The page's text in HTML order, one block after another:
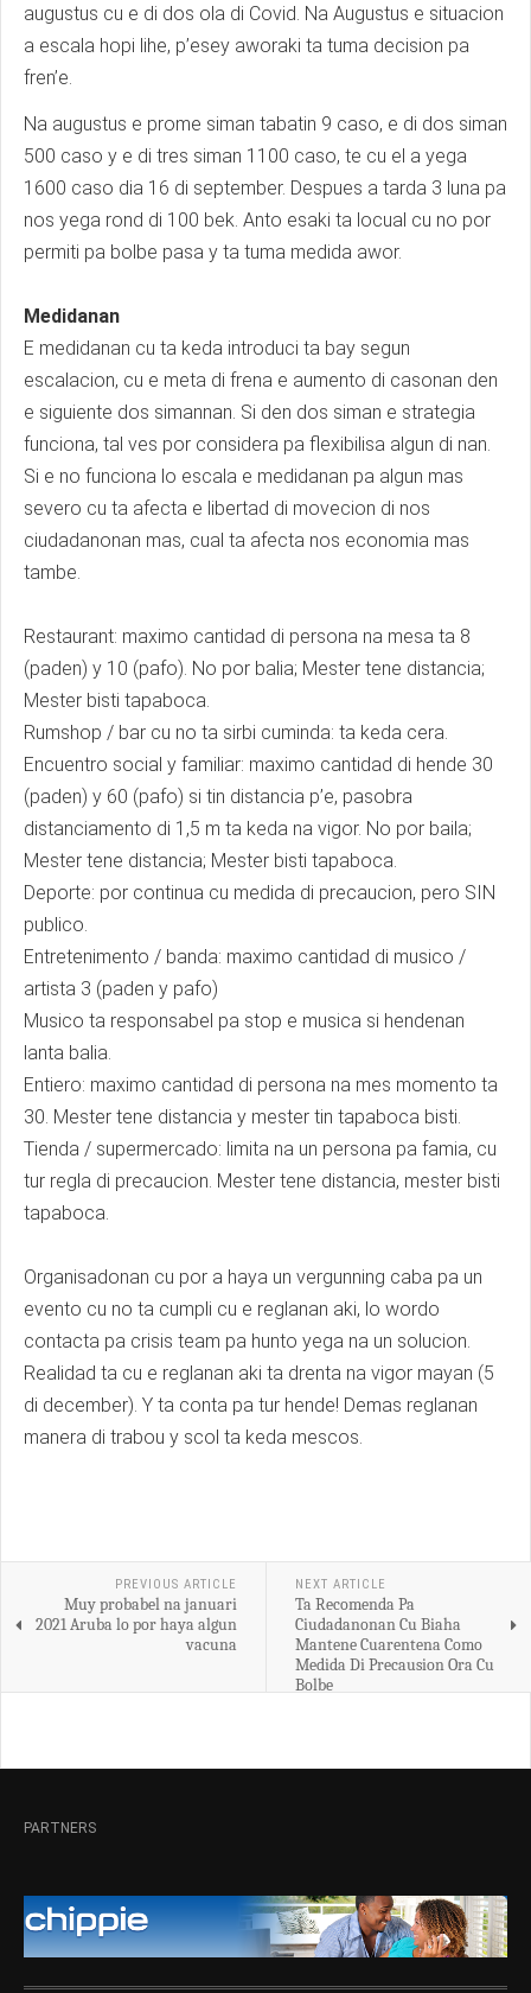
augustus cu e di dos ola di Covid. Na Augustus e situacion
a escala hopi lihe, p’esey aworaki ta tuma decision pa
fren’e.
Na augustus e prome siman tabatin 9 caso, e di dos siman
500 caso y e di tres siman 1100 caso, te cu el a yega
1600 caso dia 16 di september. Despues a tarda 3 luna pa
nos yega rond di 100 bek. Anto esaki ta locual cu no por
permiti pa bolbe pasa y ta tuma medida awor.
Medidanan
E medidanan cu ta keda introduci ta bay segun
escalacion, cu e meta di frena e aumento di casonan den
e siguiente dos simannan. Si den dos siman e strategia
funciona, tal ves por considera pa flexibilisa algun di nan.
Si e no funciona lo escala e medidanan pa algun mas
severo cu ta afecta e libertad di movecion di nos
ciudadanonan mas, cual ta afecta nos economia mas
tambe.
Restaurant: maximo cantidad di persona na mesa ta 8
(paden) y 10 (pafo). No por balia; Mester tene distancia;
Mester bisti tapaboca.
Rumshop / bar cu no ta sirbi cuminda: ta keda cera.
Encuentro social y familiar: maximo cantidad di hende 30
(paden) y 60 (pafo) si tin distancia p’e, pasobra
distanciamento di 1,5 m ta keda na vigor. No por baila;
Mester tene distancia; Mester bisti tapaboca.
Deporte: por continua cu medida di precaucion, pero SIN
publico.
Entretenimento / banda: maximo cantidad di musico /
artista 3 (paden y pafo)
Musico ta responsabel pa stop e musica si hendenan
lanta balia.
Entiero: maximo cantidad di persona na mes momento ta
30. Mester tene distancia y mester tin tapaboca bisti.
Tienda / supermercado: limita na un persona pa famia, cu
tur regla di precaucion. Mester tene distancia, mester bisti
tapaboca.
Organisadonan cu por a haya un vergunning caba pa un
evento cu no ta cumpli cu e reglanan aki, lo wordo
contacta pa crisis team pa hunto yega na un solucion.
Realidad ta cu e reglanan aki ta drenta na vigor mayan (5
di december). Y ta conta pa tur hende! Demas reglanan
manera di trabou y scol ta keda mescos.
PREVIOUS ARTICLE
Muy probabel na januari
2021 Aruba lo por haya algun
vacuna
NEXT ARTICLE
Ta Recomenda Pa
Ciudadanonan Cu Biaha
Mantene Cuarentena Como
Medida Di Precausion Ora Cu
Bolbe
PARTNERS